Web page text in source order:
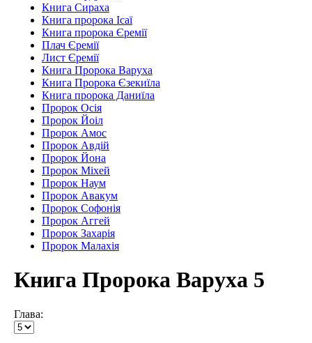
Книга Сираха
Книга пророка Ісаї
Книга пророка Єремії
Плач Єремії
Лист Єремії
Книга Пророка Варуха
Книга Пророка Єзекиїла
Книга пророка Даниїла
Пророк Осія
Пророк Йоіл
Пророк Амос
Пророк Авдій
Пророк Йона
Пророк Міхей
Пророк Наум
Пророк Авакум
Пророк Софонія
Пророк Аггей
Пророк Захарія
Пророк Малахія
Книга Пророка Варуха 5
Глава: